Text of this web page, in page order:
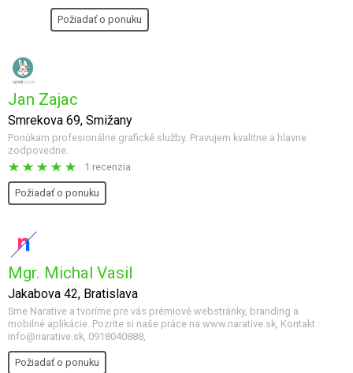
Požiadať o ponuku
Jan Zajac
Smrekova 69, Smižany
Ponúkam profesionálne grafické služby. Pravujem kvalitne a hlavne
zodpovedne.
1 recenzia
Požiadať o ponuku
Mgr. Michal Vasil
Jakabova 42, Bratislava
Sme Narative a tvoríme pre vás prémiové webstránky, branding a
mobilné aplikácie. Pozrite si naše práce na www.narative.sk, Kontakt :
info@narative.sk, 0918040888,
Požiadať o ponuku